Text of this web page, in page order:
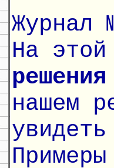
Журнал
На
нашем